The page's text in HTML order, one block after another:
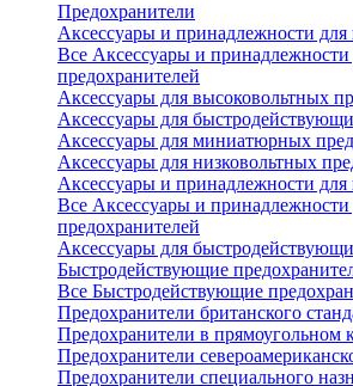
Предохранители
Аксессуары и принадлежности для
Все Аксессуары и принадлежности
предохранителей
Аксессуары для высоковольтных
Аксессуары для
Аксессуары для миниатюрных
Аксессуары для низковольтных
Аксессуары и принадлежности для
Все Аксессуары и принадлежности
предохранителей
Аксессуары для
Быстродействующие
Все Быстродействующие
Предохранители британского
Предохранители в прямоугольном
Предохранители
Предохранители специального